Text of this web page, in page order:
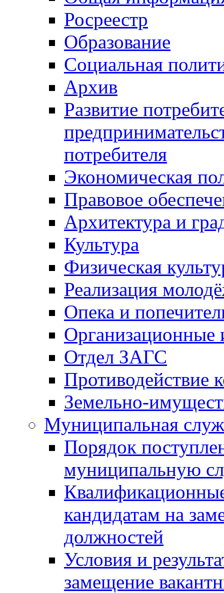
Росреестр
Образование
Социальная
Архив
Развитие
потребителя
Экономическая
Правовое
Архитектура и
Культура
Физическая
Реализация
Опека и
Отдел ЗАГС
Противодействие
Земельно-
Муниципальная
Порядок
муниципальную
кандидатам на
должностей
Условия и
замещение